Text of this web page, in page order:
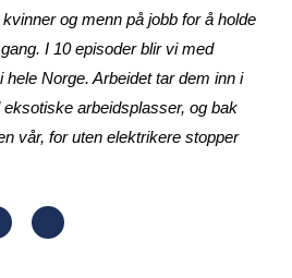
og menn på jobb for å holde
I 10 episoder blir vi med
Norge. Arbeidet tar dem inn i
arbeidsplasser, og bak
vår, for uten elektrikere stopper